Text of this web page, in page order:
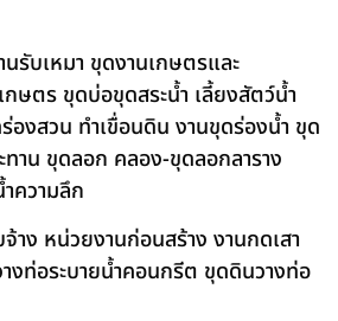
รับเหมา ขุดงานเกษตรและ
ษตร ขุดบ่อขุดสระน้ำ เลี้ยงสัตว์น้ำ
องสวน ทำเขื่อนดิน งานขุดร่องน้ำ ขุด
าน ขุดลอก คลอง-ขุดลอกลาราง
ความลึก
าง หน่วยงานก่อนสร้าง งานกดเสา
งท่อระบายน้ำคอนกรีต ขุดดินวางท่อ